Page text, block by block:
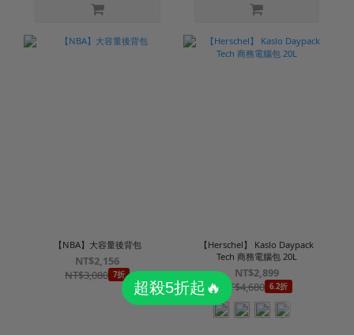
【NBA】大容量後背包
NT$2,156
NT$3,080 7折
【Herschel】 Kaslo Daypack
Tech 商務電腦包 20L
NT$2,899
NT$4,680 6.2折